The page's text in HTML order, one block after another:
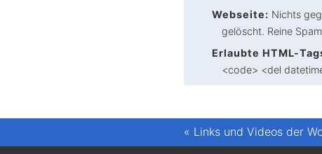
Webseite: Nichts
gelöscht. Reine
Erlaubte HTML-
<code> <del
« Links und Videos der